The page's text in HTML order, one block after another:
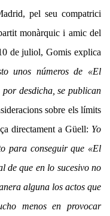
pel seu compatrici
monàrquic i amic del
de juliol, Gomis explica
unos números de «El
desdicha, se publican
sobre els límits
directament a Güell: Yo
para conseguir que «El
de que en lo sucesivo no
alguna los actos que
menos en provocar